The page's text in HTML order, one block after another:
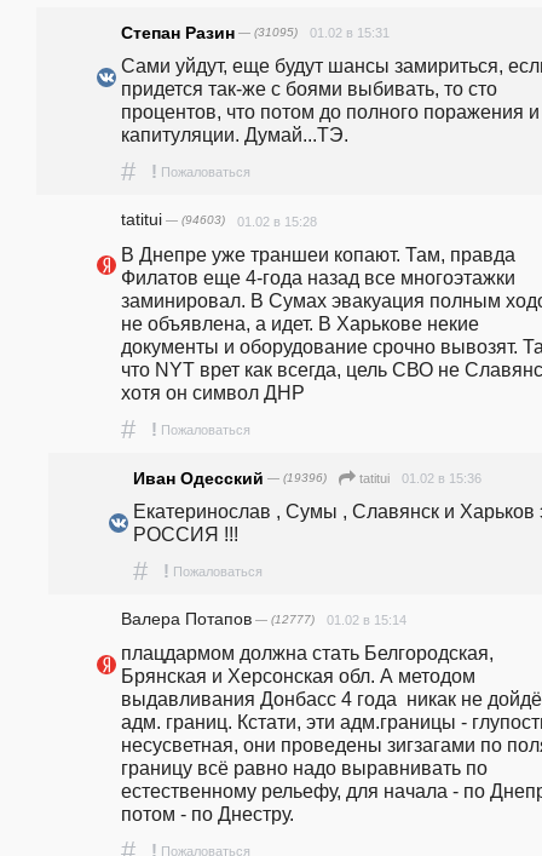
Степан Разин — (31095) 01.02 в 15:31
Сами уйдут, еще будут шансы замириться,
придется так-же с боями выбивать, то сто
процентов, что потом до полного поражения и
капитуляции. Думай...ТЭ.
# ! Пожаловаться
tatitui — (94603) 01.02 в 15:28
В Днепре уже траншеи копают. Там, правда
Филатов еще 4-года назад все многоэтажки
заминировал. В Сумах эвакуация полным
не объявлена, а идет. В Харькове некие
документы и оборудование срочно вывозят.
что NYT врет как всегда, цель СВО не
хотя он символ ДНР
# ! Пожаловаться
Иван Одесский — (19396) tatitui 01.02 в 15:36
Екатеринослав , Сумы , Славянск и Харьков
РОССИЯ !!!
# ! Пожаловаться
Валера Потапов — (12777) 01.02 в 15:14
плацдармом должна стать Белгородская,
Брянская и Херсонская обл. А методом
выдавливания Донбасс 4 года  никак не
адм. границ. Кстати, эти адм.границы -
несусветная, они проведены зигзагами по
границу всё равно надо выравнивать по
естественному рельефу, для начала - по
потом - по Днестру.
! Пожаловаться